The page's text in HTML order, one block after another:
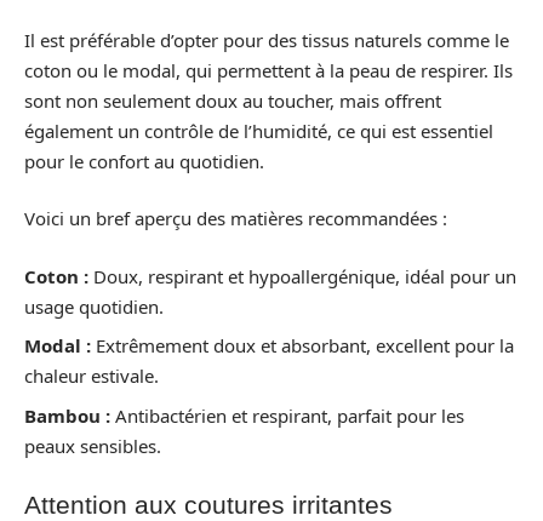
Il est préférable d’opter pour des tissus naturels comme le
coton ou le modal, qui permettent à la peau de respirer. Ils
sont non seulement doux au toucher, mais offrent
également un contrôle de l’humidité, ce qui est essentiel
pour le confort au quotidien.
Voici un bref aperçu des matières recommandées :
Coton : Doux, respirant et hypoallergénique, idéal pour un
usage quotidien.
Modal : Extrêmement doux et absorbant, excellent pour la
chaleur estivale.
Bambou : Antibactérien et respirant, parfait pour les
peaux sensibles.
Attention aux coutures irritantes